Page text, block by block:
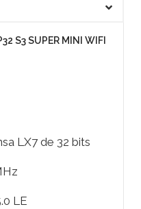
S3 SUPER MINI WIFI
LX7 de 32 bits
LE